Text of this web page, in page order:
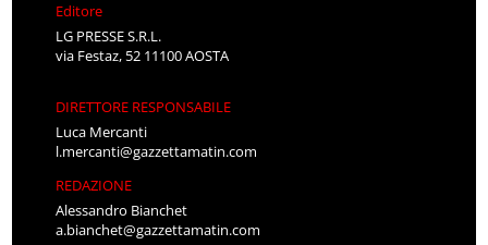
Editore
LG PRESSE S.R.L.
via Festaz, 52 11100 AOSTA
DIRETTORE RESPONSABILE
Luca Mercanti
l.mercanti@gazzettamatin.com
REDAZIONE
Alessandro Bianchet
a.bianchet@gazzettamatin.com